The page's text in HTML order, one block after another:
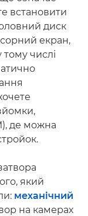
встановити
диск
екран,
тому числі
де можна
який
механічний
на камерах